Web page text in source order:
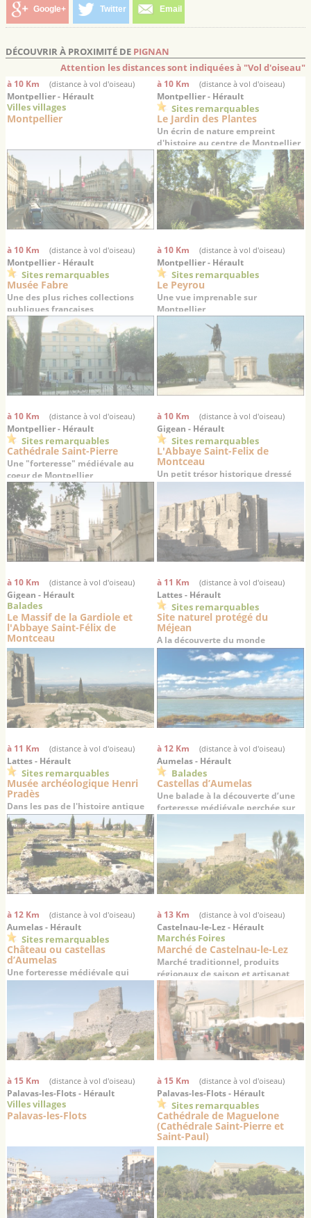
Google+ Twitter Email
DÉCOUVRIR À PROXIMITÉ DE PIGNAN
Attention les distances sont indiquées à "Vol d'oiseau"
à 10 Km (distance à vol d'oiseau)
Montpellier - Hérault
Villes villages
Montpellier
à 10 Km (distance à vol d'oiseau)
Montpellier - Hérault
Sites remarquables
Le Jardin des Plantes
Un écrin de nature empreint
d'histoire au centre de Montpellier
à 10 Km (distance à vol d'oiseau)
Montpellier - Hérault
Sites remarquables
Musée Fabre
Une des plus riches collections
publiques françaises
à 10 Km (distance à vol d'oiseau)
Montpellier - Hérault
Sites remarquables
Le Peyrou
Une vue imprenable sur
Montpellier
à 10 Km (distance à vol d'oiseau)
Montpellier - Hérault
Sites remarquables
Cathédrale Saint-Pierre
Une "forteresse" médiévale au
coeur de Montpellier
à 10 Km (distance à vol d'oiseau)
Gigean - Hérault
Sites remarquables
L'Abbaye Saint-Felix de
Montceau
Un petit trésor historique dressé
sur un promontoire offrant une
superbe vue sur la plaine de
Gigean
à 10 Km (distance à vol d'oiseau)
Gigean - Hérault
Balades
Le Massif de la Gardiole et
l'Abbaye Saint-Félix de
Montceau
à 11 Km (distance à vol d'oiseau)
Lattes - Hérault
Sites remarquables
Site naturel protégé du
Méjean
A la découverte du monde
lagunaire languedocien
à 11 Km (distance à vol d'oiseau)
Lattes - Hérault
Sites remarquables
Musée archéologique Henri
Pradès
Dans les pas de l'histoire antique
du Languedoc…
à 12 Km (distance à vol d'oiseau)
Aumelas - Hérault
Balades
Castellas d’Aumelas
Une balade à la découverte d’une
forteresse médiévale perchée sur
à 12 Km (distance à vol d'oiseau)
Aumelas - Hérault
Sites remarquables
Château ou castellas
d’Aumelas
Une forteresse médiévale qui
veille depuis 1000 ans sur la plaine
du haut de son éperon rocheux
à 13 Km (distance à vol d'oiseau)
Castelnau-le-Lez - Hérault
Marchés Foires
Marché de Castelnau-le-Lez
Marché traditionnel, produits
régionaux de saison et artisanat
à 15 Km (distance à vol d'oiseau)
Palavas-les-Flots - Hérault
Villes villages
Palavas-les-Flots
à 15 Km (distance à vol d'oiseau)
Palavas-les-Flots - Hérault
Sites remarquables
Cathédrale de Maguelone
(Cathédrale Saint-Pierre et
Saint-Paul)
La cathédrale des sables : un haut
lieu de la chrétienté médiévale